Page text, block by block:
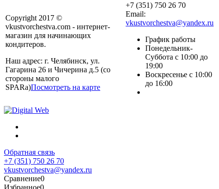
Copyright 2017 ©
vkustvorchestva.com - интернет-
магазин для начинающих
кондитеров.
Наш адрес: г. Челябинск, ул.
Гагарина 26 и Чичерина д.5 (со
стороны малого
SPARa)Посмотреть на карте
+7 (351) 750 26 70
Email:
vkustvorchestva@yandex.ru
График работы
Понедельник-
Суббота с 10:00 до
19:00
Воскресенье с 10:00
до 16:00
Обратная связь
+7 (351) 750 26 70
vkustvorchestva@yandex.ru
Сравнение0
Избранное0